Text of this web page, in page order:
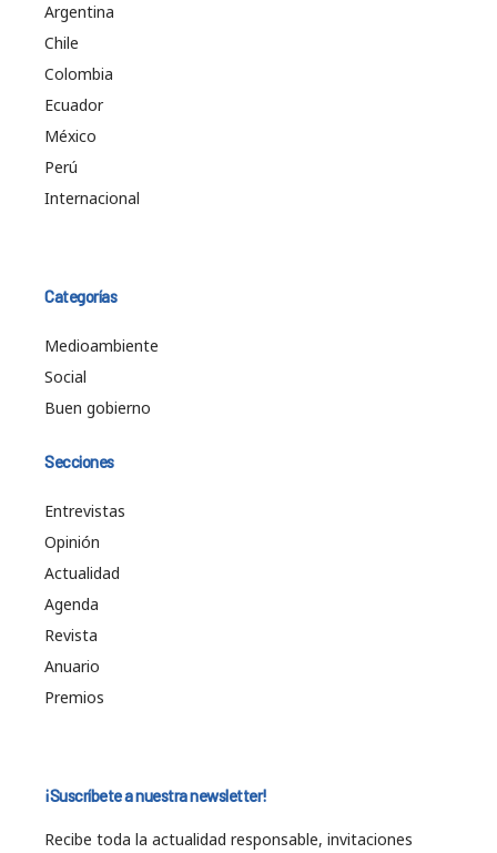
Argentina
Chile
Colombia
Ecuador
México
Perú
Internacional
Categorías
Medioambiente
Social
Buen gobierno
Secciones
Entrevistas
Opinión
Actualidad
Agenda
Revista
Anuario
Premios
¡Suscríbete a nuestra newsletter!
Recibe toda la actualidad responsable, invitaciones